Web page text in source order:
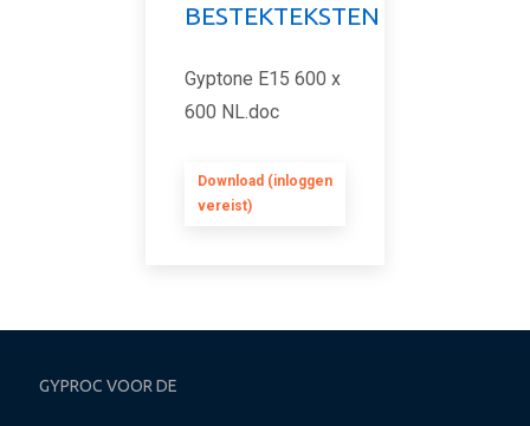
BESTEKTEKSTEN
Gyptone E15 600 x
600 NL.doc
Download (inloggen
vereist)
GYPROC VOOR DE